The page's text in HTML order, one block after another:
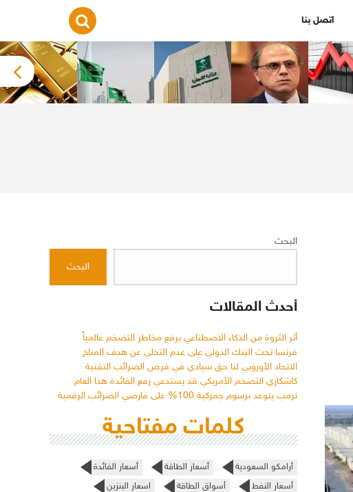
اتصل بنا
البحث
البحث
أحدث المقالات
أثر الثروة من الذكاء الاصطناعي يرفع مخاطر التضخم عالمياً
فرنسا تحث البنك الدولي على عدم التخلي عن هدف المناخ
الاتحاد الأوروبي لنا حق سيادي في فرض الضرائب التقنية
كاشكاري التضخم الأمريكي قد يستدعي رفع الفائدة هذا العام
ترمب يتوعد برسوم جمركية 100% على فارضي الضرائب الرقمية
كلمات مفتاحية
أرامكو السعودية أسعار الطاقة
أسعار الفائدة
أسعار النفط
أسواق الطاقة
اسعار البنزين